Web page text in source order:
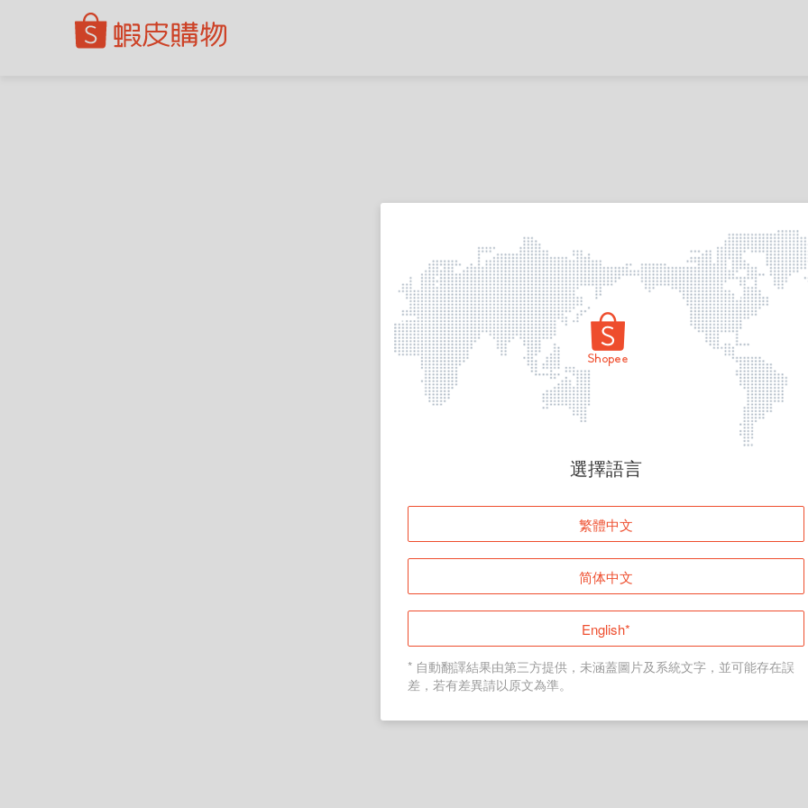
頁面無法顯示
登入
返回首頁
選擇語言
繁體中文
简体中文
English*
* 自動翻譯結果由第三方提供，未涵蓋圖片及系統文字，並可能存在誤
差，若有差異請以原文為準。